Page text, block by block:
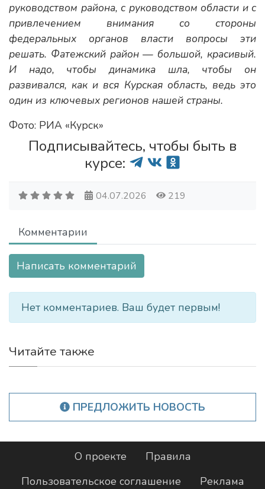
руководством района, с руководством области и с
привлечением внимания со стороны
федеральных органов власти вопросы эти
решать. Фатежский район — большой, красивый.
И надо, чтобы динамика шла, чтобы он
развивался, как и вся Курская область, ведь это
один из ключевых регионов нашей страны.
Фото: РИА «Курск»
Подписывайтесь, чтобы быть в
курсе:
04.07.2026 219
Комментарии
Написать комментарий
Нет комментариев. Ваш будет первым!
Читайте также
ПРЕДЛОЖИТЬ НОВОСТЬ
О проекте
Правила
Пользовательское соглашение
Реклама